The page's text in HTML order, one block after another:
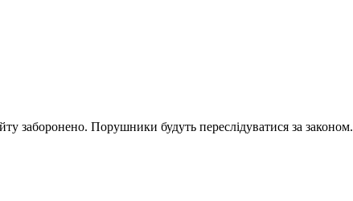
заборонено. Порушники будуть переслідуватися за законом.